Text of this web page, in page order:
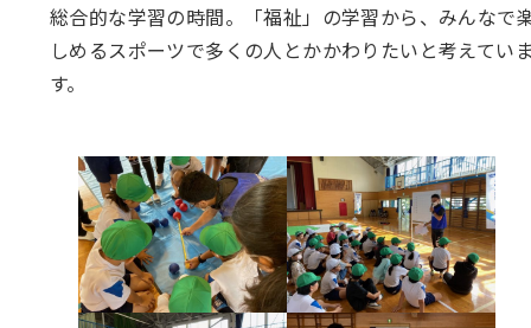
総合的な学習の時間。「福祉」の学習から、みんなで
しめるスポーツで多くの人とかかわりたいと考えてい
す。